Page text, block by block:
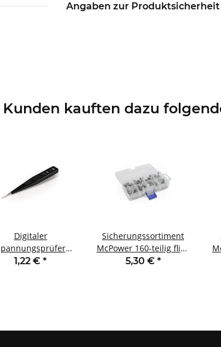
Angaben zur Produktsicherheit
Kunden kauften dazu
Digitaler
Ergo-250 12-
1,22 € *
Sicherungssortiment
McPower 160-teilig flink
je 20 St. 500mA-10A
5,30 € *